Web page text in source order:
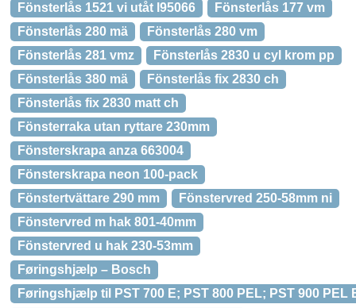
Fönsterlås 1521 vi utåt l95066
Fönsterlås 177 vm
Fönsterlås 280 mä
Fönsterlås 280 vm
Fönsterlås 281 vmz
Fönsterlås 2830 u cyl krom pp
Fönsterlås 380 mä
Fönsterlås fix 2830 ch
Fönsterlås fix 2830 matt ch
Fönsterraka utan ryttare 230mm
Fönsterskrapa anza 663004
Fönsterskrapa neon 100-pack
Fönstertvättare 290 mm
Fönstervred 250-58mm ni
Fönstervred m hak 801-40mm
Fönstervred u hak 230-53mm
Føringshjælp – Bosch
Føringshjælp til PST 700 E; PST 800 PEL; PST 900 PEL